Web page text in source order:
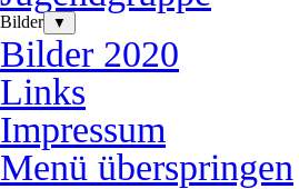
Bilder ▼
Bilder 2020
Links
Impressum
Menü überspringen